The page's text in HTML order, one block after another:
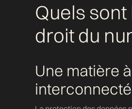
Quels
droit du
Une matière